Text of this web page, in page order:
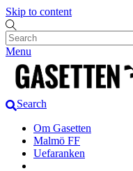
Skip to content
Menu
Search
Om Gasetten
Malmö FF
Uefaranken